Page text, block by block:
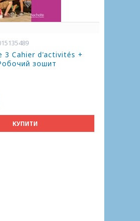
3 Cahier d'activités +
зошит
КУПИТИ